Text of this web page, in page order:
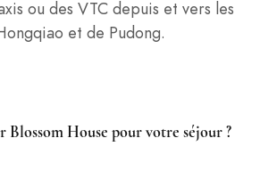
ou des VTC depuis et vers les
et de Pudong.
Blossom House pour votre séjour ?